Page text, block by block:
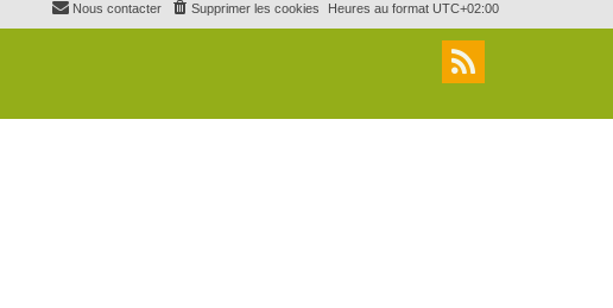
Heures au format UTC+02:00
Supprimer les cookies
Nous contacter